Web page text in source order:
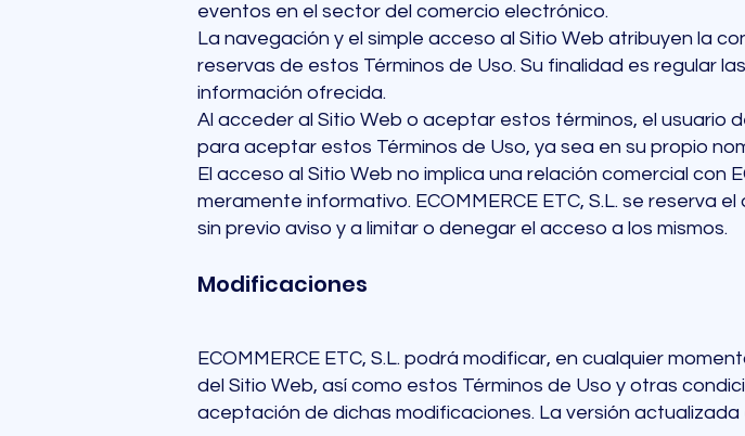
eventos en el sector del comercio electrónico.
La navegación y el simple acceso al Sitio Web atribuyen la
reservas de estos Términos de Uso. Su finalidad es regular
información ofrecida.
Al acceder al Sitio Web o aceptar estos términos, el usuario
para aceptar estos Términos de Uso, ya sea en su propio
El acceso al Sitio Web no implica una relación comercial con
meramente informativo. ECOMMERCE ETC, S.L. se reserva
sin previo aviso y a limitar o denegar el acceso a los mismos.
Modificaciones
ECOMMERCE ETC, S.L. podrá modificar, en cualquier
del Sitio Web, así como estos Términos de Uso y otras
aceptación de dichas modificaciones. La versión